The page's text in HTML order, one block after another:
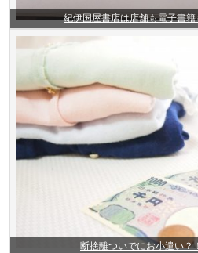
紀伊国屋書店は店舗も電子書
断捨離ついでにお小遣い？